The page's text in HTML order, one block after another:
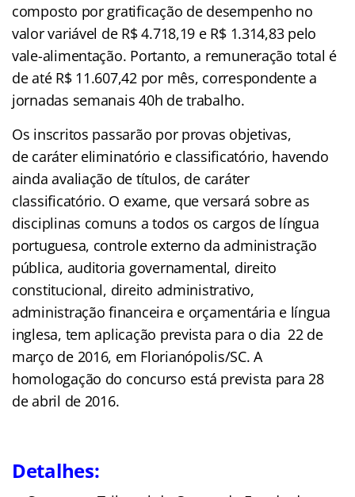
composto por gratificação de desempenho no
valor variável de R$ 4.718,19 e R$ 1.314,83 pelo
vale-alimentação. Portanto, a remuneração total é
de até R$ 11.607,42 por mês, correspondente a
jornadas semanais 40h de trabalho.
Os inscritos passarão por provas objetivas,
de caráter eliminatório e classificatório, havendo
ainda avaliação de títulos, de caráter
classificatório. O exame, que versará sobre as
disciplinas comuns a todos os cargos de língua
portuguesa, controle externo da administração
pública, auditoria governamental, direito
constitucional, direito administrativo,
administração financeira e orçamentária e língua
inglesa, tem aplicação prevista para o dia 22 de
março de 2016, em Florianópolis/SC. A
homologação do concurso está prevista para 28
de abril de 2016.
Detalhes: